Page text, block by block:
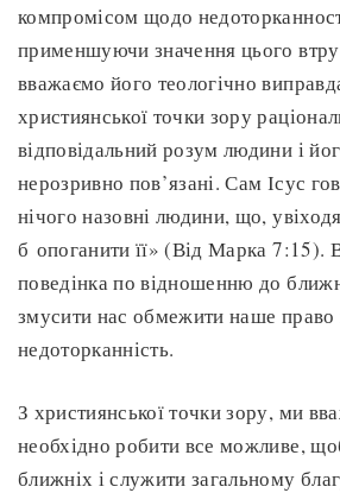
компромісом щодо
применшуючи значення цього
вважаємо його теологічно
християнської точки зору
відповідальний розум людини і
нерозривно пов’язані. Сам Ісус
нічого назовні людини, що,
б опоганити її» (Від Марка 7:15).
поведінка по відношенню до
змусити нас обмежити наше право
недоторканність.
З християнської точки зору, ми
необхідно робити все можливе,
ближніх і служити загальному